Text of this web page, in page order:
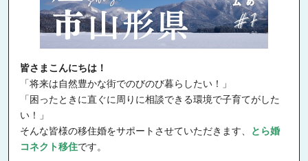
皆さまこんにちは！
「将来は自然豊かな街でのびのび暮らしたい！」
「困ったときに直ぐに周りに相談できる環境で子育てがした
い！」
そんな皆様の移住婚をサポートさせていただきます、
とら婚
コネクト移住です。